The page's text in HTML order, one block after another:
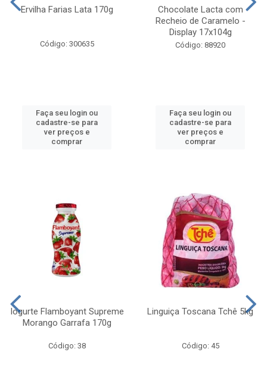
Ervilha Farias Lata 170g
Código: 300635
Faça seu login ou
cadastre-se para
ver preços e
comprar
Chocolate Lacta com
Recheio de Caramelo -
Display 17x104g
Código: 88920
Faça seu login ou
cadastre-se para
ver preços e
comprar
Iogurte Flamboyant Supreme
Morango Garrafa 170g
Código: 38
Linguiça Toscana Tchê 5kg
Código: 45